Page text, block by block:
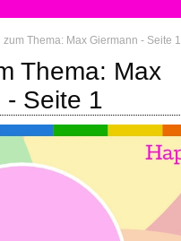
zum Thema: Max Giermann - Seite 1
Thema: Max
- Seite 1